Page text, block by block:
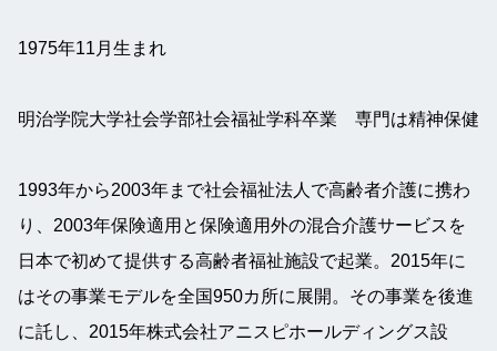
1975年11月生まれ
明治学院大学社会学部社会福祉学科卒業　専門は精神保健
1993年から2003年まで社会福祉法人で高齢者介護に携わ
り、2003年保険適用と保険適用外の混合介護サービスを
日本で初めて提供する高齢者福祉施設で起業。2015年に
はその事業モデルを全国950カ所に展開。その事業を後進
に託し、2015年株式会社アニスピホールディングス設